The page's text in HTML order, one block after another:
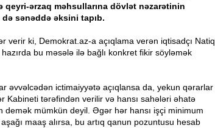
qeyri-ərzaq məhsullarına dövlət nəzarətinin
sənəddə əksini tapıb.
verir ki, Demokrat.az-a açıqlama verən iqtisadçı Natiq
bu məsələ ilə bağlı konkret fikir söyləmək
əvvəlcədən ictimaiyyətə açıqlansa da, yekun qərarlar
Kabineti tərəfindən verilir və hansı sahələri əhatə
demək mümkün deyil. Əgər hər hansı işçi minimum
maaş alırsa, bu artıq qanun pozuntusu hesab